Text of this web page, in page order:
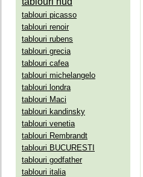
tablouri picasso
tablouri renoir
tablouri rubens
tablouri grecia
tablouri cafea
tablouri michelangelo
tablouri londra
tablouri Maci
tablouri kandinsky
tablouri venetia
tablouri Rembrandt
tablouri BUCURESTI
tablouri godfather
tablouri italia